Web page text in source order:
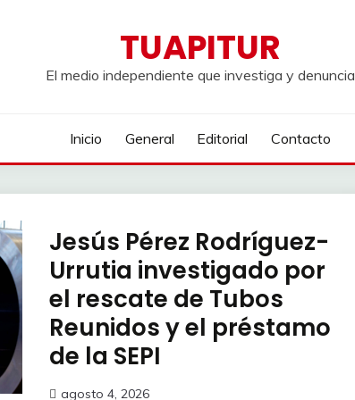
TUAPITUR
El medio independiente que investiga y denuncia
Inicio General Editorial Contacto
Jesús Pérez Rodríguez-
Urrutia investigado por
el rescate de Tubos
Reunidos y el préstamo
de la SEPI
agosto 4, 2026